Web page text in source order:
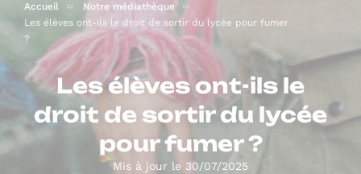
Accueil
Notre médiathèque
Les élèves ont-ils le droit de sortir du lycée pour fumer
?
Les élèves ont-ils le
droit de sortir du lycée
pour fumer ?
Mis à jour le 30/07/2025